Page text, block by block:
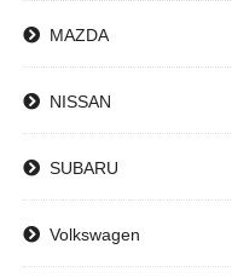
MAZDA
NISSAN
SUBARU
Volkswagen